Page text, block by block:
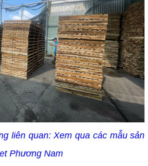
liên quan:Xem qua các mẫu sản
Phương Nam